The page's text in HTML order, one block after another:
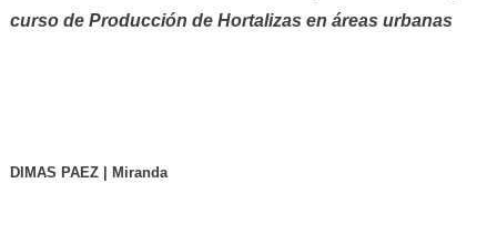
curso de Producción de Hortalizas en áreas urbanas
DIMAS PAEZ | Miranda